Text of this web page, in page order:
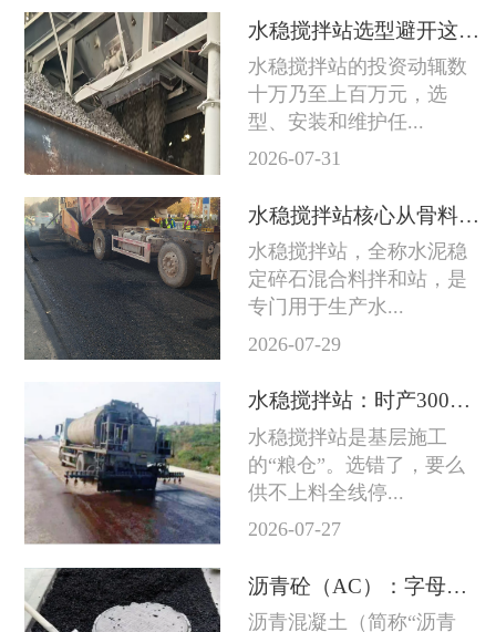
水稳搅拌站选型避开这五个坑，设备多用五年
水稳搅拌站的投资动辄数
十万乃至上百万元，选
型、安装和维护任...
2026-07-31
水稳搅拌站核心从骨料到成品料的完整技术链条
水稳搅拌站，全称水泥稳
定碎石混合料拌和站，是
专门用于生产水...
2026-07-29
水稳搅拌站：时产300吨和800吨差的不只是产量
水稳搅拌站是基层施工
的“粮仓”。选错了，要么
供不上料全线停...
2026-07-27
沥青砼（AC）：字母后面的数字越大石头越粗
沥青混凝土（简称“沥青